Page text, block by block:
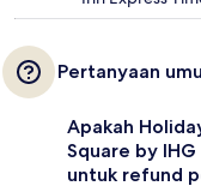
Pertanyaan
Apakah
Square by
untuk refund